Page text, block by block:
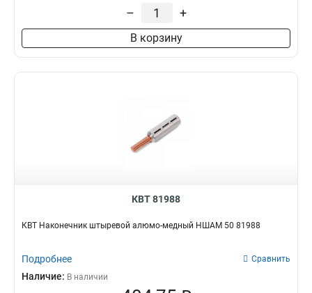
– +
В корзину
КВТ 81988
КВТ Наконечник штыревой алюмо-медный НШАМ 50 81988
Подробнее Сравнить
Наличие: В наличии